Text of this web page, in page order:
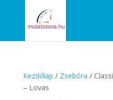
Kezdőlap / Zsebóra /
– Lovas